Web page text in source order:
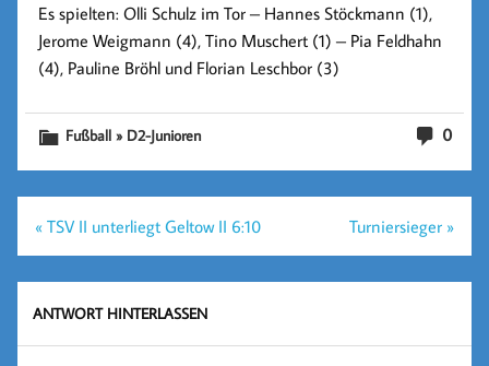
Es spielten: Olli Schulz im Tor – Hannes Stöckmann (1),
Jerome Weigmann (4), Tino Muschert (1) – Pia Feldhahn
(4), Pauline Bröhl und Florian Leschbor (3)
0
Fußball » D2-Junioren
Beitragsnavigation
« TSV II unterliegt Geltow II 6:10 Turniersieger »
ANTWORT HINTERLASSEN